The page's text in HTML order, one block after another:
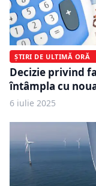
ȘTIRI DE ULTIMĂ ORĂ
Decizie privind
întâmpla cu
6 iulie 2025